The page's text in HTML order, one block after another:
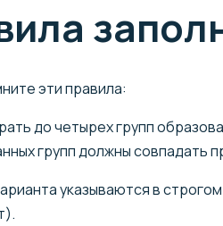
эти правила:
до четырех групп
групп должны
указываются в